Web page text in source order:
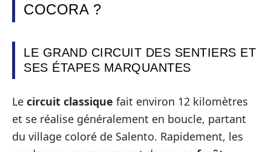
COCORA ?
LE GRAND CIRCUIT DES SENTIERS ET
SES ÉTAPES MARQUANTES
Le circuit classique fait environ 12 kilomètres
et se réalise généralement en boucle, partant
du village coloré de Salento. Rapidement, les